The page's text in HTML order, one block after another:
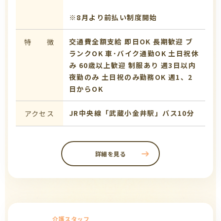
※8月より前払い制度開始
特 徴 交通費全額支給 即日OK 長期歓迎 ブ
ランクOK 車･バイク通勤OK 土日祝休
み 60歳以上歓迎 制服あり 週3日以内
夜勤のみ 土日祝のみ勤務OK 週1、2
日からOK
アクセス JR中央線「武蔵小金井駅」バス10分
詳細を見る
介護スタッフ